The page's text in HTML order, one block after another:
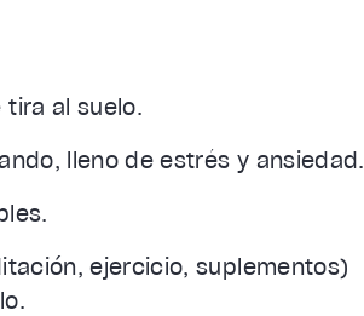
tira al suelo.
lleno de estrés y ansiedad.
ejercicio, suplementos)